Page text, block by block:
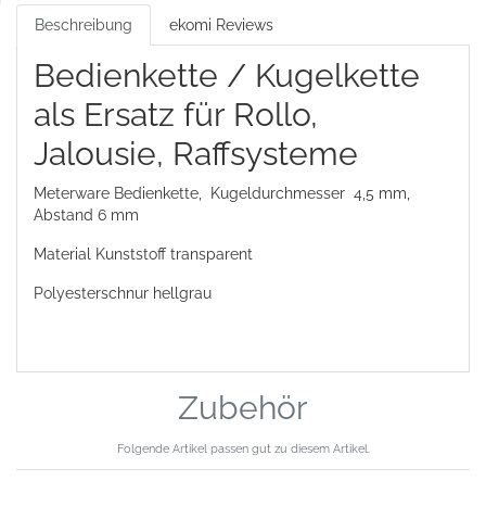
Beschreibung ekomi Reviews
Bedienkette / Kugelkette
als Ersatz für Rollo,
Jalousie, Raffsysteme
Meterware Bedienkette, Kugeldurchmesser 4,5 mm,
Abstand 6 mm
Material Kunststoff transparent
Polyesterschnur hellgrau
Zubehör
Folgende Artikel passen gut zu diesem Artikel.